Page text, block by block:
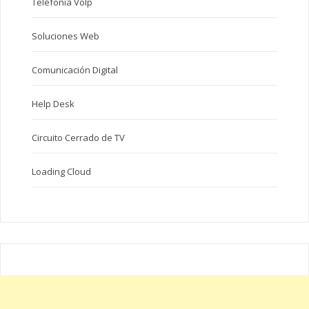
Soluciones Web
Comunicación Digital
Help Desk
Circuito Cerrado de TV
Loading Cloud